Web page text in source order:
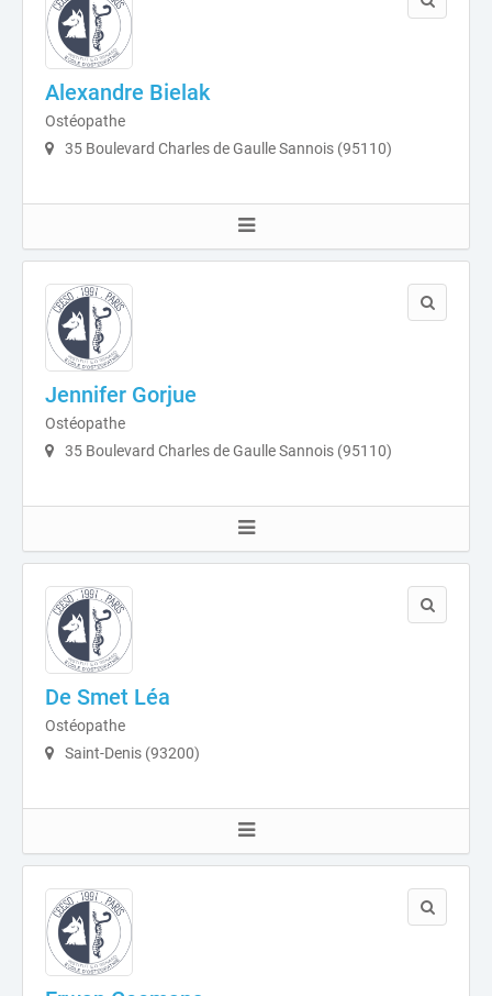
Alexandre Bielak
Ostéopathe
35 Boulevard Charles de Gaulle Sannois (95110)
Jennifer Gorjue
Ostéopathe
35 Boulevard Charles de Gaulle Sannois (95110)
De Smet Léa
Ostéopathe
Saint-Denis (93200)